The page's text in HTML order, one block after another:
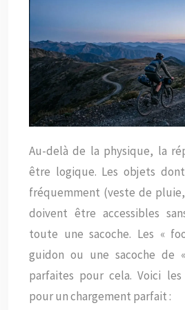
Au-delà de la physique, la
être logique. Les objets
fréquemment (veste de
doivent être accessibles
toute une sacoche. Les «
guidon ou une sacoche de
parfaites pour cela. Voici
pour un chargement parfait :